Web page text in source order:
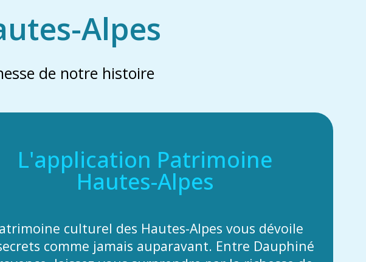
Alpes
de notre histoire
L'application Patrimoine
Hautes-Alpes
culturel des Hautes-Alpes vous dévoile
comme jamais auparavant. Entre Dauphiné